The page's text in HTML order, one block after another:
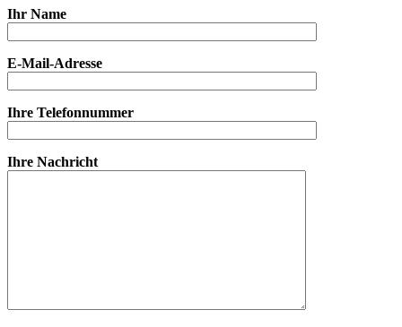
Ihr Name
E-Mail-Adresse
Ihre Telefonnummer
Ihre Nachricht